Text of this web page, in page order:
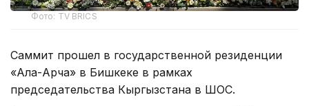
Фото: TV BRICS
Саммит прошел в государственной резиденции
«Ала-Арча» в Бишкеке в рамках
председательства Кыргызстана в ШОС.